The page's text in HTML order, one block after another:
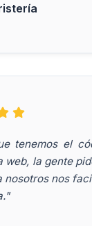
tenemos el
web, la gente
nosotros nos